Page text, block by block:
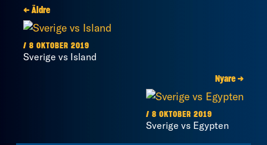
← Äldre
/ 8 OKTOBER 2019
Sverige vs Island
Nyare →
/ 8 OKTOBER 2019
Sverige vs Egypten